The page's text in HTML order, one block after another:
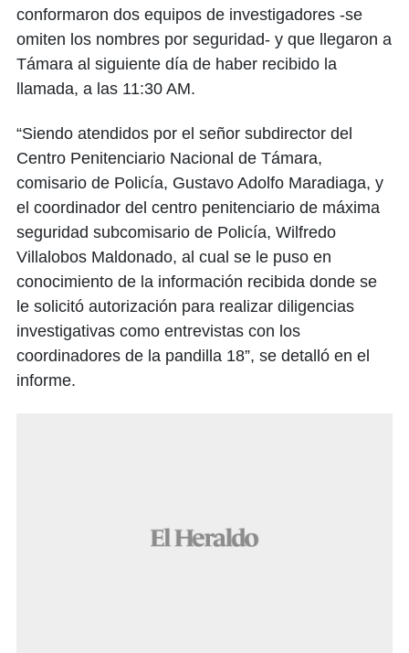
conformaron dos equipos de investigadores -se
omiten los nombres por seguridad- y que llegaron a
Támara al siguiente día de haber recibido la
llamada, a las 11:30 AM.
“Siendo atendidos por el señor subdirector del
Centro Penitenciario Nacional de Támara,
comisario de Policía, Gustavo Adolfo Maradiaga, y
el coordinador del centro penitenciario de máxima
seguridad subcomisario de Policía, Wilfredo
Villalobos Maldonado, al cual se le puso en
conocimiento de la información recibida donde se
le solicitó autorización para realizar diligencias
investigativas como entrevistas con los
coordinadores de la pandilla 18”, se detalló en el
informe.